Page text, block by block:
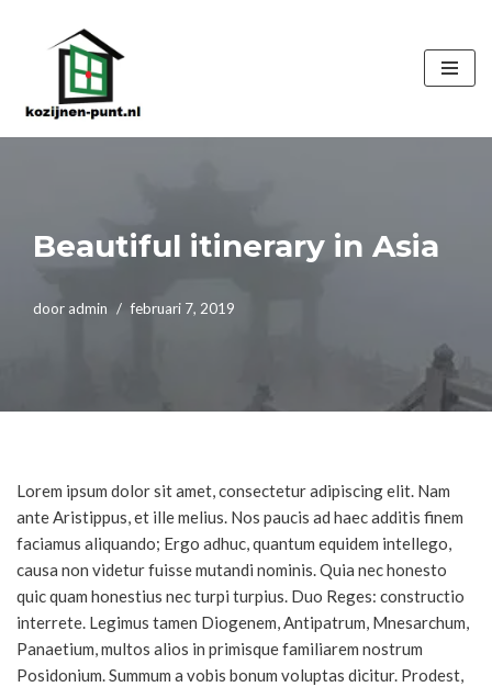
de
inhoud
Beautiful itinerary in Asia
door admin februari 7, 2019
Lorem ipsum dolor sit amet, consectetur adipiscing elit. Nam
ante Aristippus, et ille melius. Nos paucis ad haec additis finem
faciamus aliquando; Ergo adhuc, quantum equidem intellego,
causa non videtur fuisse mutandi nominis. Quia nec honesto
quic quam honestius nec turpi turpius. Duo Reges: constructio
interrete. Legimus tamen Diogenem, Antipatrum, Mnesarchum,
Panaetium, multos alios in primisque familiarem nostrum
Posidonium. Summum a vobis bonum voluptas dicitur. Prodest,